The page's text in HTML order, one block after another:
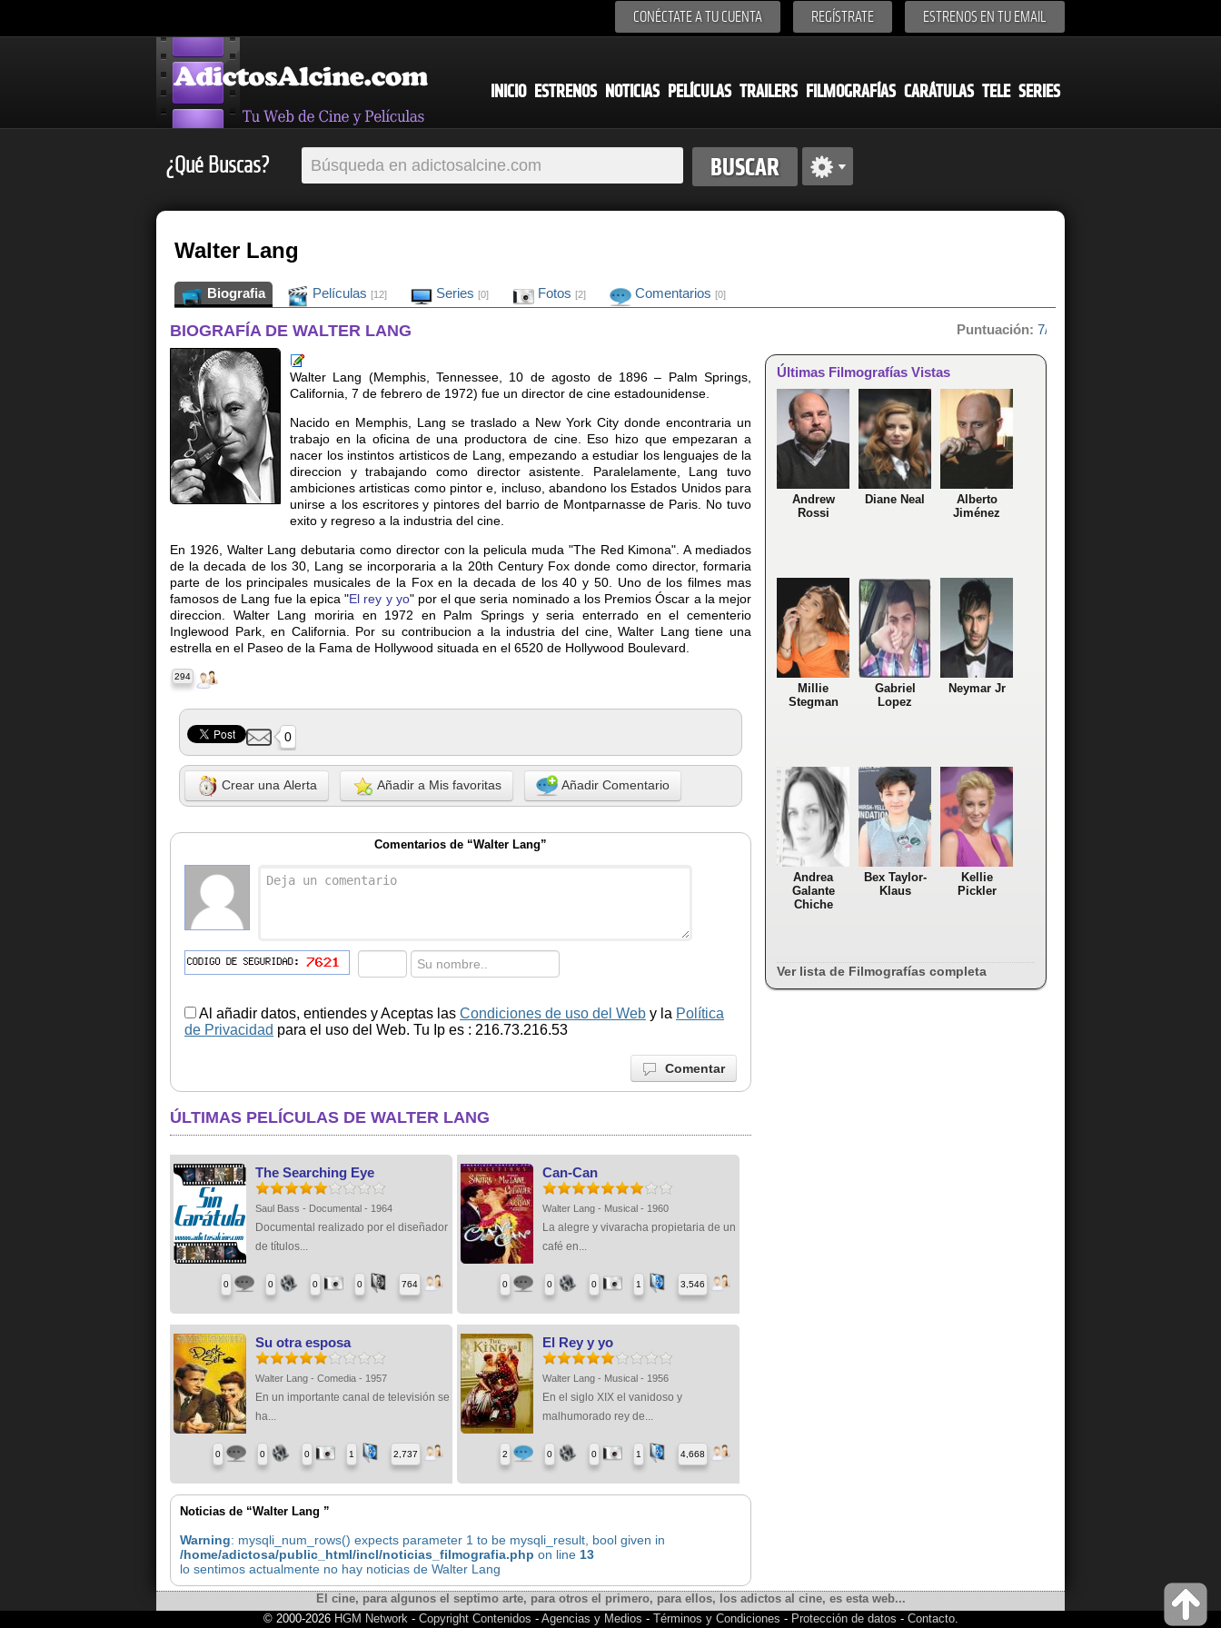
CONÉCTATE A TU CUENTA REGÍSTRATE ESTRENOS EN TU EMAIL
INICIO ESTRENOS NOTICIAS PELÍCULAS TRAILERS FILMOGRAFÍAS CARÁTULAS TELE SERIES
¿Qué Buscas?
Walter Lang
Biografia Películas [12] Series [0] Fotos [2] Comentarios [0]
BIOGRAFÍA DE WALTER LANG
Walter Lang (Memphis, Tennessee, 10 de agosto de 1896 – Palm Springs,
California, 7 de febrero de 1972) fue un director de cine estadounidense.
Nacido en Memphis, Lang se traslado a New York City donde encontraria un
trabajo en la oficina de una productora de cine. Eso hizo que empezaran a
nacer los instintos artisticos de Lang, empezando a estudiar los lenguajes de la
direccion y trabajando como director asistente. Paralelamente, Lang tuvo
ambiciones artisticas como pintor e, incluso, abandono los Estados Unidos para
unirse a los escritores y pintores del barrio de Montparnasse de Paris. No tuvo
exito y regreso a la industria del cine.
En 1926, Walter Lang debutaria como director con la pelicula muda "The Red Kimona". A mediados
de la decada de los 30, Lang se incorporaria a la 20th Century Fox donde como director, formaria
parte de los principales musicales de la Fox en la decada de los 40 y 50. Uno de los filmes mas
famosos de Lang fue la epica "El rey y yo" por el que seria nominado a los Premios Óscar a la mejor
direccion. Walter Lang moriria en 1972 en Palm Springs y seria enterrado en el cementerio
Inglewood Park, en California. Por su contribucion a la industria del cine, Walter Lang tiene una
estrella en el Paseo de la Fama de Hollywood situada en el 6520 de Hollywood Boulevard.
294
0
Crear una Alerta Añadir a Mis favoritas Añadir Comentario
Comentarios de “Walter Lang”
Al añadir datos, entiendes y Aceptas las Condiciones de uso del Web y la Política
de Privacidad para el uso del Web. Tu Ip es : 216.73.216.53
Comentar
ÚLTIMAS PELÍCULAS DE WALTER LANG
The Searching Eye
Saul Bass - Documental - 1964
Documental realizado por el diseñador
de títulos...
0 0 0 0 764
Can-Can
Walter Lang - Musical - 1960
La alegre y vivaracha propietaria de un
café en...
0 0 0 1 3,546
Su otra esposa
Walter Lang - Comedia - 1957
En un importante canal de televisión se
ha...
0 0 0 1 2,737
El Rey y yo
Walter Lang - Musical - 1956
En el siglo XIX el vanidoso y
malhumorado rey de...
2 0 0 1 4,668
Noticias de “Walter Lang ”
Warning: mysqli_num_rows() expects parameter 1 to be mysqli_result, bool given in
/home/adictosa/public_html/incl/noticias_filmografia.php on line 13
lo sentimos actualmente no hay noticias de Walter Lang
Puntuación: 7/10 de 4 votos
Últimas Filmografías Vistas
Andrew
Rossi
Diane Neal
Alberto
Jiménez
Millie
Stegman
Gabriel
Lopez
Neymar Jr
Andrea
Galante
Chiche
Bex Taylor-
Klaus
Kellie
Pickler
Ver lista de Filmografías completa
El cine, para algunos el septimo arte, para otros el primero, para ellos, los adictos al cine, es esta web...
© 2000-2026 HGM Network- Copyright Contenidos - Agencias y Medios - Términos y Condiciones - Protección de datos - Contacto.